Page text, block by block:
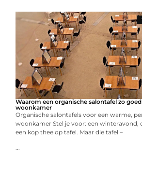
Waarom een organische salontafel zo
woonkamer
Organische salontafels voor een warme,
woonkamer Stel je voor: een winteravond,
een kop thee op tafel. Maar die tafel –
...